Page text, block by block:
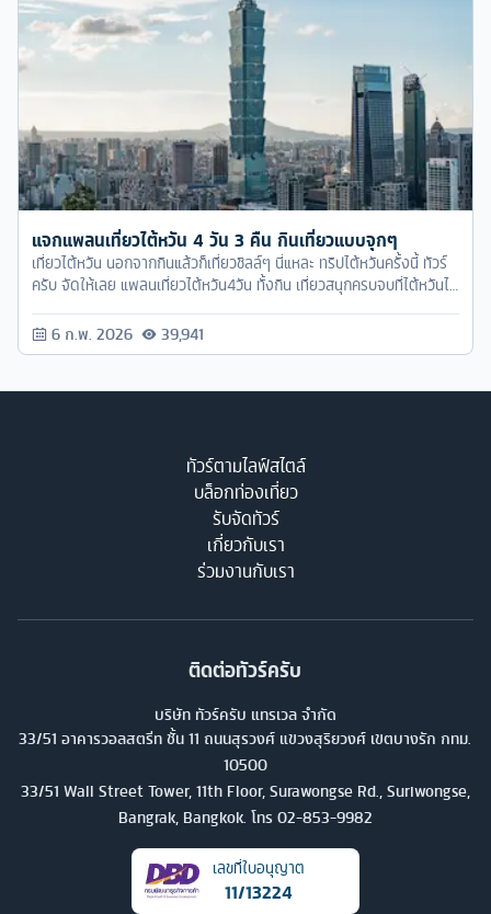
แจกแพลนเที่ยวไต้หวัน 4 วัน 3 คืน กินเที่ยวแบบจุกๆ
เที่ยวไต้หวัน นอกจากกินแล้วก็เที่ยวชิลล์ๆ นี่แหละ ทริปไต้หวันครั้งนี้ ทัวร์
ครับ จัดให้เลย แพลนเที่ยวไต้หวัน4วัน ทั้งกิน เที่ยวสนุกครบจบที่ไต้หวันได้
6 ก.พ. 2026 39,941
ทัวร์ตามไลฟ์สไตล์
บล็อกท่องเที่ยว
รับจัดทัวร์
เกี่ยวกับเรา
ร่วมงานกับเรา
ติดต่อทัวร์ครับ
บริษัท ทัวร์ครับ แทรเวล จำกัด
33/51 อาคารวอลสตรีท ชั้น 11 ถนนสุรวงศ์ แขวงสุริยวงศ์ เขตบางรัก กทม.
10500
33/51 Wall Street Tower, 11th Floor, Surawongse Rd., Suriwongse,
Bangrak, Bangkok. โทร 02-853-9982
เลขที่ใบอนุญาต
11/13224